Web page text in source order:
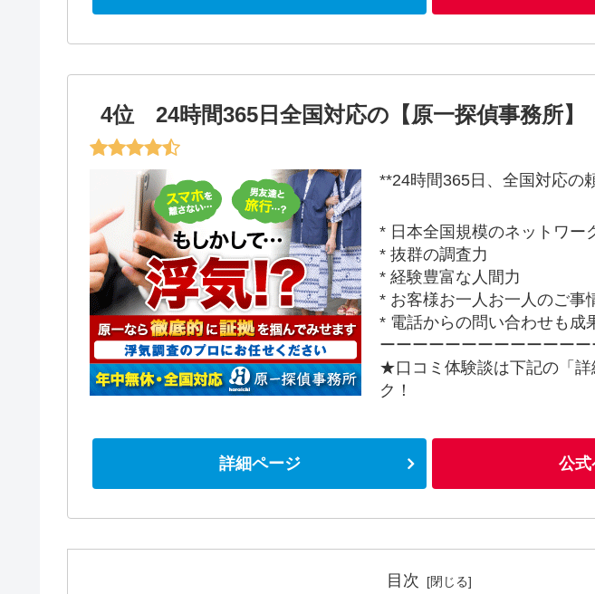
4位 24時間365日全国対応の【原一探偵事務所】
**24時間365日、全国対応の
* 日本全国規模のネットワー
* 抜群の調査力
* 経験豊富な人間力
* お客様お一人お一人のご事
* 電話からの問い合わせも成
ーーーーーーーーーーーーー
★口コミ体験談は下記の「詳
ク！
詳細ページ 公式
目次